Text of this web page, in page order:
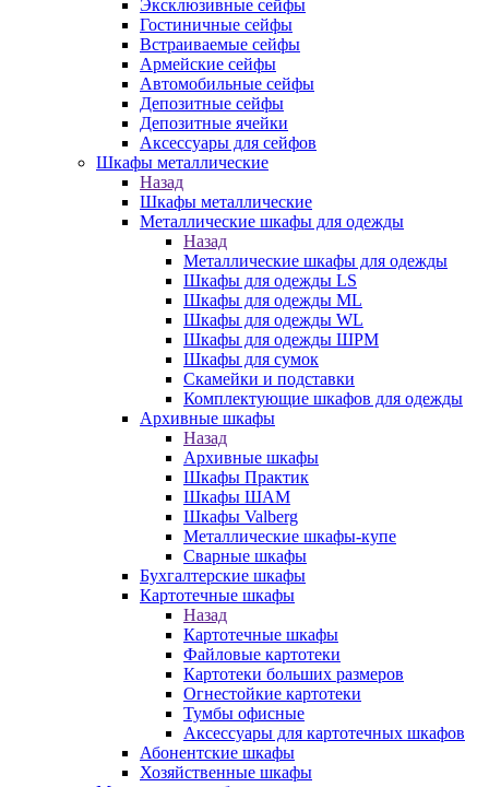
Эксклюзивные сейфы
Гостиничные сейфы
Встраиваемые сейфы
Армейские сейфы
Автомобильные сейфы
Депозитные сейфы
Депозитные ячейки
Аксессуары для сейфов
Шкафы металлические
Назад
Шкафы металлические
Металлические шкафы для одежды
Назад
Металлические шкафы для одежды
Шкафы для одежды LS
Шкафы для одежды ML
Шкафы для одежды WL
Шкафы для одежды ШРМ
Шкафы для сумок
Скамейки и подставки
Комплектующие шкафов для одежды
Архивные шкафы
Назад
Архивные шкафы
Шкафы Практик
Шкафы ШАМ
Шкафы Valberg
Металлические шкафы-купе
Сварные шкафы
Бухгалтерские шкафы
Картотечные шкафы
Назад
Картотечные шкафы
Файловые картотеки
Картотеки больших размеров
Огнестойкие картотеки
Тумбы офисные
Аксессуары для картотечных шкафов
Абонентские шкафы
Хозяйственные шкафы